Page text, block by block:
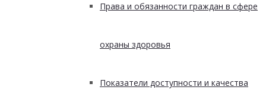
Права и обязанности граждан в сфере
охраны здоровья
Показатели доступности и качества